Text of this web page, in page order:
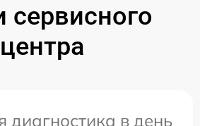
сервисного
центра
диагностика в день